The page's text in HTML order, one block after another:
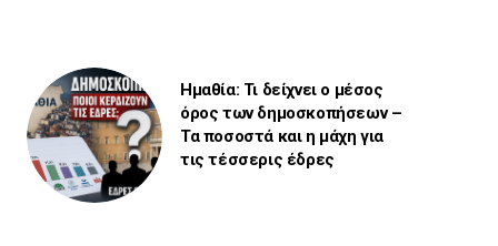
Ημαθία: Τι δείχνει ο μέσος
όρος των δημοσκοπήσεων –
Τα ποσοστά και η μάχη για
τις τέσσερις έδρες